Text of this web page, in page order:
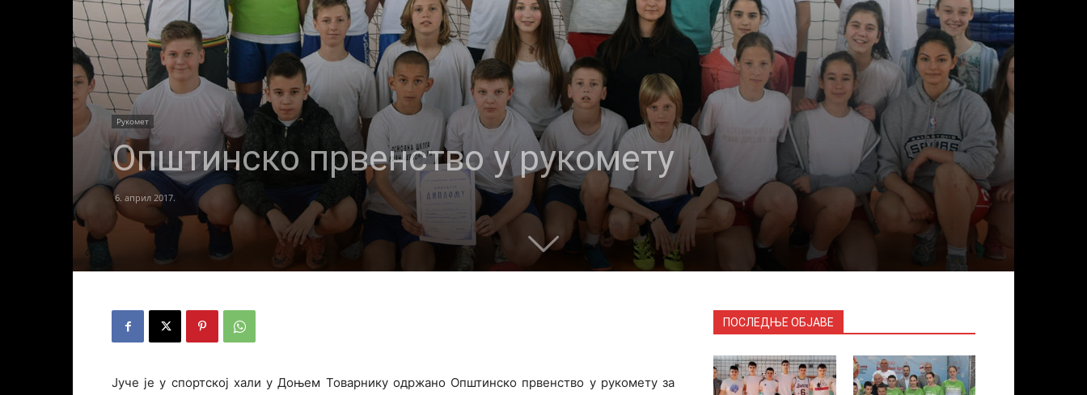
Рукомет
Општинско првенство у рукомету
6. април 2017.
Јуче је у спортској хали у Доњем Товарнику одржано Општинско првенство у рукомету за
ПОСЛЕДЊЕ ОБЈАВЕ